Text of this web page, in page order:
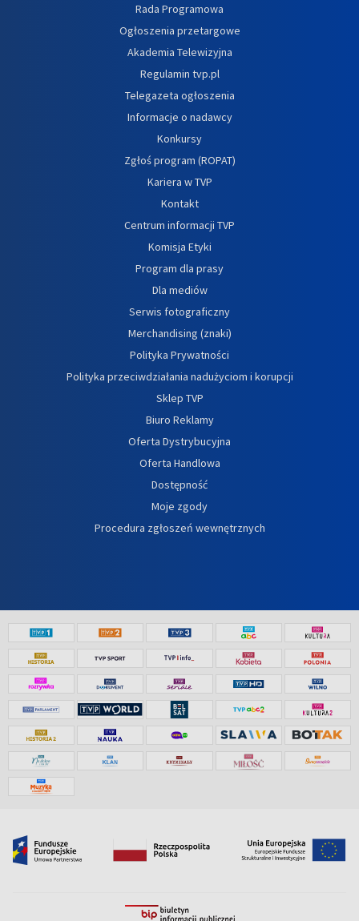
Rada Programowa
Ogłoszenia przetargowe
Akademia Telewizyjna
Regulamin tvp.pl
Telegazeta ogłoszenia
Informacje o nadawcy
Konkursy
Zgłoś program (ROPAT)
Kariera w TVP
Kontakt
Centrum informacji TVP
Komisja Etyki
Program dla prasy
Dla mediów
Serwis fotograficzny
Merchandising (znaki)
Polityka Prywatności
Polityka przeciwdziałania nadużyciom i korupcji
Sklep TVP
Biuro Reklamy
Oferta Dystrybucyjna
Oferta Handlowa
Dostępność
Moje zgody
Procedura zgłoszeń wewnętrznych